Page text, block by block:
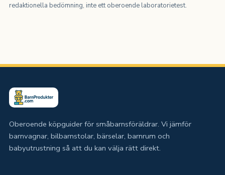
redaktionella bedömning, inte ett oberoende laboratorietest.
Oberoende köpguider för småbarnsföräldrar. Vi jämför
barnvagnar, bilbarnstolar, bärselar, barnrum och
babyutrustning så att du kan välja rätt direkt.